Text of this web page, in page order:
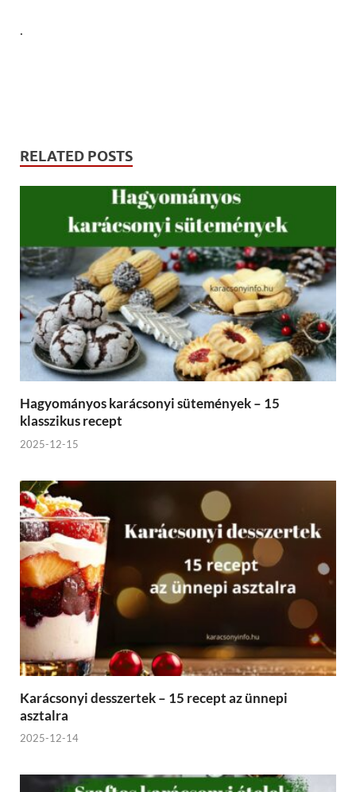
.
RELATED POSTS
Hagyományos karácsonyi sütemények – 15
klasszikus recept
2025-12-15
Karácsonyi desszertek – 15 recept az ünnepi
asztalra
2025-12-14